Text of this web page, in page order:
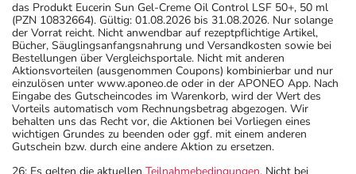
Art der Anwendung?
Nehmen Sie das Arzneimittel unzerkaut mit Flüssigkeit
(z.B. 1 Glas Wasser) ein.
Oder: Trinken Sie das Arzneimittel nach Auflösen bzw.
nach Zerfallenlassen in Wasser (z.B. ein Glas).
Wichtige Hinweise
Was sollten Sie beachten?
das Produkt Eucerin Sun Gel-Creme Oil Control LSF 50+, 50 ml
(PZN 10832664). Gültig: 01.08.2026 bis 31.08.2026. Nur solange
der Vorrat reicht. Nicht anwendbar auf rezeptpflichtige Artikel,
Bücher, Säuglingsanfangsnahrung und Versandkosten sowie bei
Bestellungen über Vergleichsportale. Nicht mit anderen
Aktionsvorteilen (ausgenommen Coupons) kombinierbar und nur
einzulösen unter www.aponeo.de oder in der APONEO App. Nach
Eingabe des Gutscheincodes im Warenkorb, wird der Wert des
Vorteils automatisch vom Rechnungsbetrag abgezogen. Wir
behalten uns das Recht vor, die Aktionen bei Vorliegen eines
wichtigen Grundes zu beenden oder ggf. mit einem anderen
Gutschein bzw. durch eine andere Aktion zu ersetzen.